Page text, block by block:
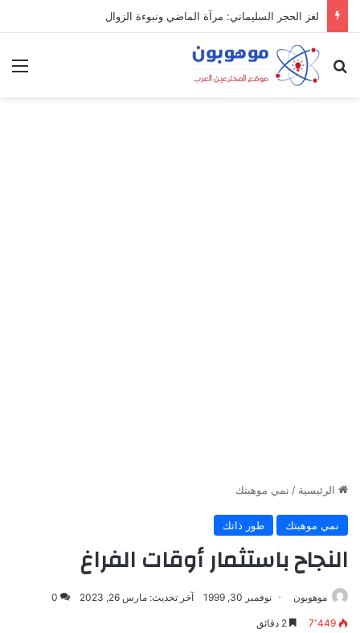
لغز الحجر السليماني: مرآة الماضي ونبوءة الزوال
بحث عن
الرئيسية / نمي موهبتك
نمي موهبتك طور ذاتك
النجاح باستثمار أوقات الفراغ
موهوبون نوفمبر 30, 1999 آخر تحديث: مارس 26, 2023 0
7٬449